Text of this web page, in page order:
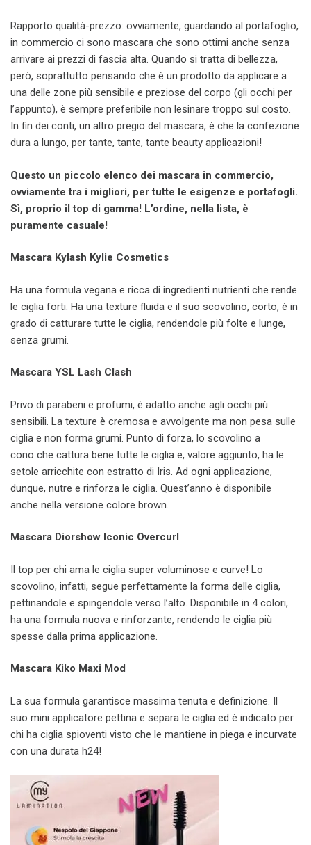
Rapporto qualità-prezzo: ovviamente, guardando al portafoglio,
in commercio ci sono mascara che sono ottimi anche senza
arrivare ai prezzi di fascia alta. Quando si tratta di bellezza,
però, soprattutto pensando che è un prodotto da applicare a
una delle zone più sensibile e preziose del corpo (gli occhi per
l’appunto), è sempre preferibile non lesinare troppo sul costo.
In fin dei conti, un altro pregio del mascara, è che la confezione
dura a lungo, per tante, tante, tante beauty applicazioni!
Questo un piccolo elenco dei mascara in commercio,
ovviamente tra i migliori, per tutte le esigenze e portafogli.
Sì, proprio il top di gamma! L’ordine, nella lista, è
puramente casuale!
Mascara Kylash Kylie Cosmetics
Ha una formula vegana e ricca di ingredienti nutrienti che rende
le ciglia forti. Ha una texture fluida e il suo scovolino, corto, è in
grado di catturare tutte le ciglia, rendendole più folte e lunge,
senza grumi.
Mascara YSL Lash Clash
Privo di parabeni e profumi, è adatto anche agli occhi più
sensibili. La texture è cremosa e avvolgente ma non pesa sulle
ciglia e non forma grumi. Punto di forza, lo scovolino a
cono che cattura bene tutte le ciglia e, valore aggiunto, ha le
setole arricchite con estratto di Iris. Ad ogni applicazione,
dunque, nutre e rinforza le ciglia. Quest’anno è disponibile
anche nella versione colore brown.
Mascara Diorshow Iconic Overcurl
Il top per chi ama le ciglia super voluminose e curve! Lo
scovolino, infatti, segue perfettamente la forma delle ciglia,
pettinandole e spingendole verso l’alto. Disponibile in 4 colori,
ha una formula nuova e rinforzante, rendendo le ciglia più
spesse dalla prima applicazione.
Mascara Kiko Maxi Mod
La sua formula garantisce massima tenuta e definizione. Il
suo mini applicatore pettina e separa le ciglia ed è indicato per
chi ha ciglia spioventi visto che le mantiene in piega e incurvate
con una durata h24!